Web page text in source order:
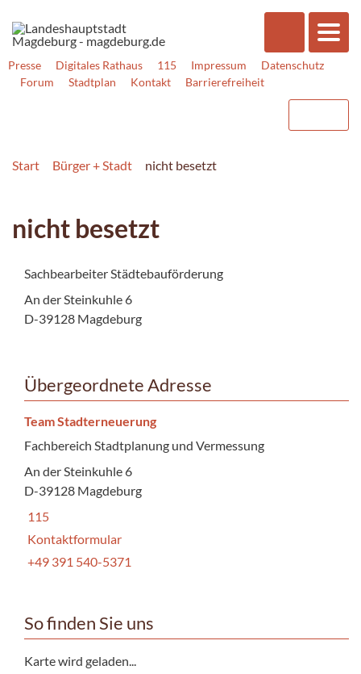
Presse Digitales Rathaus 115 Impressum
Datenschutz
Forum
Stadtplan Kontakt Barrierefreiheit
Start Bürger + Stadt nicht besetzt
nicht besetzt
Sachbearbeiter Städtebauförderung
An der Steinkuhle 6
D-39128 Magdeburg
Übergeordnete Adresse
Team Stadterneuerung
Fachbereich Stadtplanung und Vermessung
An der Steinkuhle 6
D-39128 Magdeburg
115
Kontaktformular
+49 391 540-5371
So finden Sie uns
Karte wird geladen...